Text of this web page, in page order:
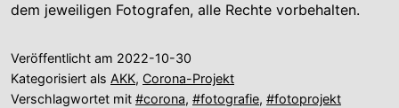
dem jeweiligen Fotografen, alle Rechte vorbehalten.
Veröffentlicht am 2022-10-30
Kategorisiert als AKK, Corona-Projekt
Verschlagwortet mit #corona, #fotografie, #fotoprojekt